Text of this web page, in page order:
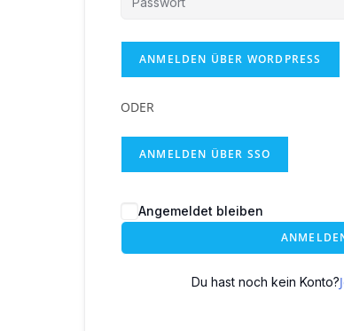
ODER
ANMELDEN ÜBER SSO
Angemeldet bleiben
Du hast noch kein Konto?